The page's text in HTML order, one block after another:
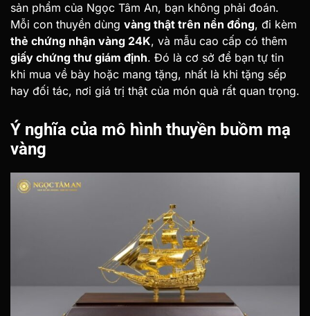
sản phẩm của Ngọc Tâm An, bạn không phải đoán.
Mỗi con thuyền dùng vàng thật trên nền đồng, đi kèm
thẻ chứng nhận vàng 24K, và mẫu cao cấp có thêm
giấy chứng thư giám định. Đó là cơ sở để bạn tự tin
khi mua về bày hoặc mang tặng, nhất là khi tặng sếp
hay đối tác, nơi giá trị thật của món quà rất quan trọng.
Ý nghĩa của mô hình thuyền buồm mạ
vàng